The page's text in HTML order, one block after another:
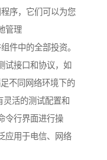
程序，它们可以为您
管理
件中的全部投资。
试接口和协议，如
不同网络环境下的
灵活的测试配置和
令行界面进行操
应用于电信、网络